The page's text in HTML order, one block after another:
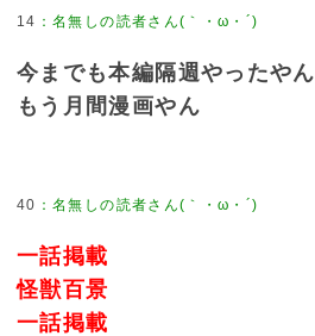
14 ：名無しの読者さん(｀・ω・´)
今までも本編隔週やったやん
もう月間漫画やん
40 ：名無しの読者さん(｀・ω・´)
一話掲載
怪獣百景
一話掲載